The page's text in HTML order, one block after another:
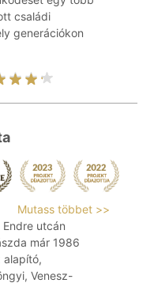
családi
generációkon
Mutass többet >>
utcán
már 1986
alapító,
Venesz-